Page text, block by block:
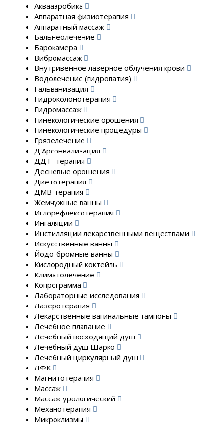
Аквааэробика
Аппаратная физиотерапия
Аппаратный массаж
Бальнеолечение
Барокамера
Вибромассаж
Внутривенное лазерное облучения крови
Водолечение (гидропатия)
Гальванизация
Гидроколонотерапия
Гидромассаж
Гинекологические орошения
Гинекологические процедуры
Грязелечение
Д'Арсонвализация
ДДТ- терапия
Десневые орошения
Диетотерапия
ДМВ-терапия
Жемчужные ванны
Иглорефлексотерапия
Ингаляции
Инстилляции лекарственными веществами
Искусственные ванны
Йодо-бромные ванны
Кислородный коктейль
Климатолечение
Копрограмма
Лабораторные исследования
Лазеротерапия
Лекарственные вагинальные тампоны
Лечебное плавание
Лечебный восходящий душ
Лечебный душ Шарко
Лечебный циркулярный душ
ЛФК
Магнитотерапия
Массаж
Массаж урологический
Механотерапия
Микроклизмы